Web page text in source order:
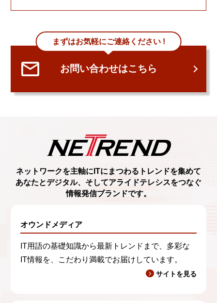
まずはお気軽にご連絡ください !
お問い合わせはこちら
ネットワークを主軸に ITにまつわるトレンドを集めて
あなたとデジタル、 そしてアライドテレシスをつなぐ
情報発信ブランドです。
オウンドメディア
IT用語の基礎知識から最新トレンドまで、多彩な
IT情報を、こだわり満載でお届けしています。
サイトを見る